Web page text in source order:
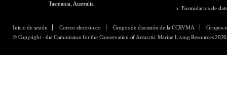
Tasmania, Australia
Formularios de
Inicio de sesión Correo electrónico Grupos de discusión de la CCRVMA
Grupos-
© Copyright - the Commission for the Conservation of Antarctic Marine Living Resources